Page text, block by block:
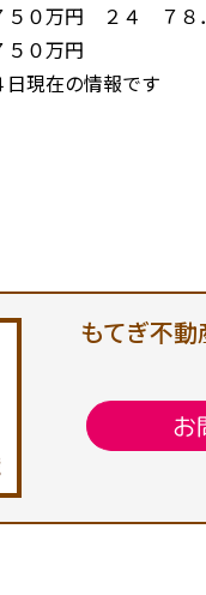
５０万円 ２４ ７８
０万円
現在の情報です
もてぎ不動
お